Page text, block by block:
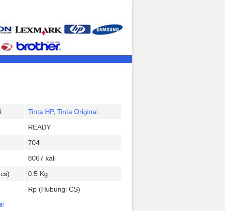
Tinta HP, Tinta Original
READY
704
8067 kali
0.5 Kg
Rp (Hubungi CS)